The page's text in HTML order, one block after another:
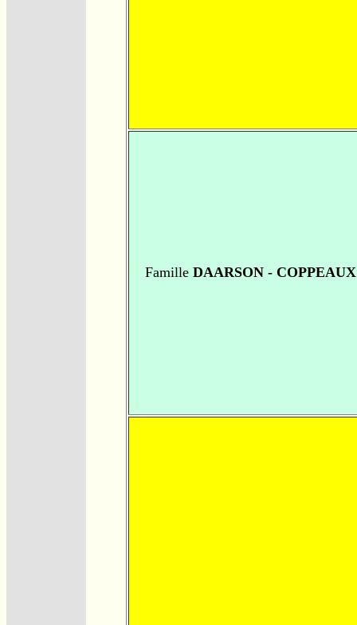
Famille DAARSON - COPPEAUX